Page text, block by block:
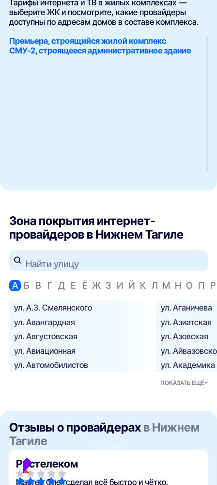
Тарифы интернета и ТВ в жилых комплексах —
выберите ЖК и посмотрите, какие провайдеры
доступны по адресам домов в составе комплекса.
Премьера, строящийся жилой комплекс
СМУ-2, строящееся административное здание
Зона покрытия интернет-
провайдеров в Нижнем Тагиле
Найти улицу
А Б В Г Д Е Ё Ж З И Й К Л М Н О П Р
ул. А.З. Смелянского
ул. Авангардная
ул. Августовская
ул. Авиационная
ул. Автомобилистов
ул. Аганичева
ул. Азиатская
ул. Азовская
ул.
ул.
ПОКАЗАТЬ ЕЩЁ
Отзывы о провайдерах в Нижнем
Тагиле
Ростелеком
Мастер Олег сделал всё быстро и чётко.